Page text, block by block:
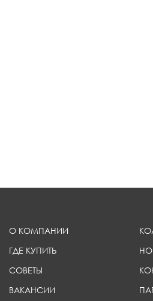
О КОМПАНИИ
ГДЕ КУПИТЬ
СОВЕТЫ
ВАКАНСИИ